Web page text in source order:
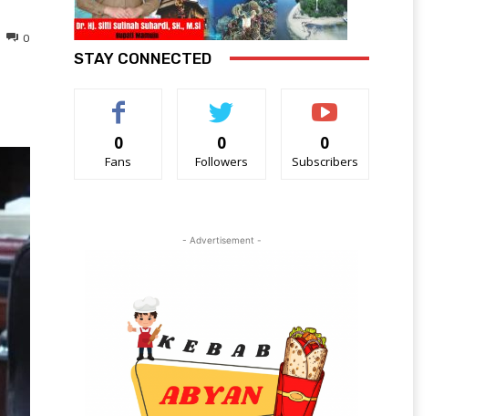
0
STAY CONNECTED
0
Fans
0
Followers
0
Subscribers
- Advertisement -